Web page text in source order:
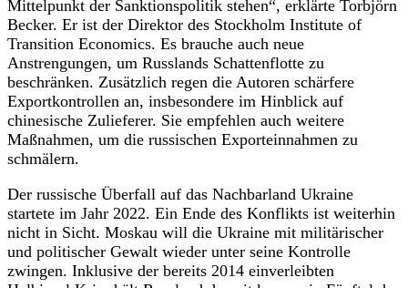
Mittelpunkt der Sanktionspolitik stehen“, erklärte Torbjörn
Becker. Er ist der Direktor des Stockholm Institute of
Transition Economics. Es brauche auch neue
Anstrengungen, um Russlands Schattenflotte zu
beschränken. Zusätzlich regen die Autoren schärfere
Exportkontrollen an, insbesondere im Hinblick auf
chinesische Zulieferer. Sie empfehlen auch weitere
Maßnahmen, um die russischen Exporteinnahmen zu
schmälern.
Der russische Überfall auf das Nachbarland Ukraine
startete im Jahr 2022. Ein Ende des Konflikts ist weiterhin
nicht in Sicht. Moskau will die Ukraine mit militärischer
und politischer Gewalt wieder unter seine Kontrolle
zwingen. Inklusive der bereits 2014 einverleibten